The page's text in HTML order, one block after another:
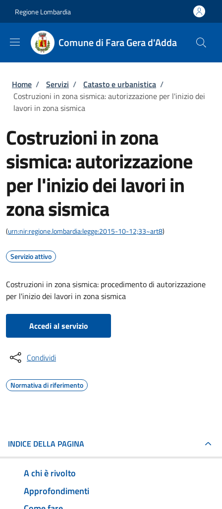
Regione Lombardia
Comune di Fara Gera d'Adda
Briciole di pane
Home / Servizi / Catasto e urbanistica /
Costruzioni in zona sismica: autorizzazione per l'inizio dei
lavori in zona sismica
Costruzioni in zona
sismica: autorizzazione
per l'inizio dei lavori in
zona sismica
(urn:nir:regione.lombardia:legge:2015-10-12;33~art8)
Servizio attivo
Costruzioni in zona sismica: procedimento di autorizzazione
per l'inizio dei lavori in zona sismica
Accedi al servizio
Condividi
Normativa di riferimento
INDICE DELLA PAGINA
A chi è rivolto
Approfondimenti